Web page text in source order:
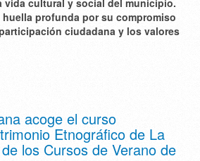
vida cultural y social del municipio.
profunda por su compromiso
ciudadana y los valores
acoge el curso
Etnográfico de La
los Cursos de Verano de